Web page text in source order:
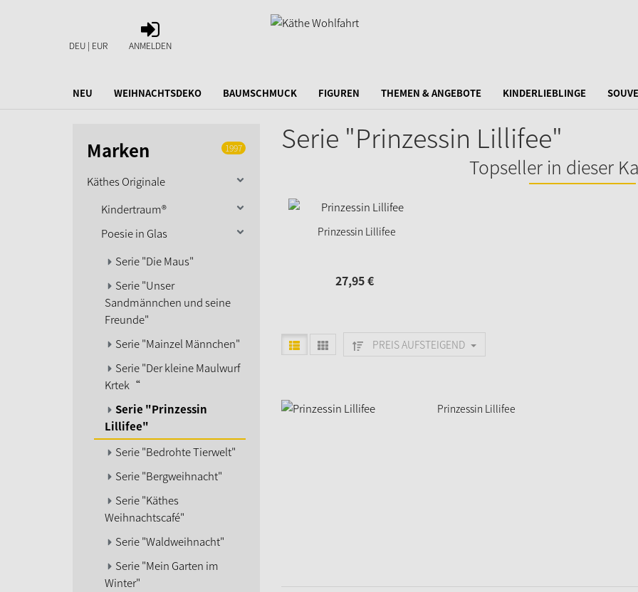
DEU | EUR
ANMELDEN
ANMELDEN
NEU WEIHNACHTSDEKO BAUMSCHMUCK FIGUREN THEMEN & ANGEBOTE KINDERLIEBLINGE
Marken 1997
Käthes Originale
Kindertraum®
Poesie in Glas
Serie "Die Maus"
Serie "Unser
Sandmännchen und seine
Freunde"
Serie "Mainzel Männchen"
Serie "Der kleine Maulwurf
Krtek“
Serie "Prinzessin
Lillifee"
Serie "Bedrohte Tierwelt"
Serie "Bergweihnacht"
Serie "Käthes
Weihnachtscafé"
Serie "Waldweihnacht"
Serie "Mein Garten im
Winter"
Serie "Prinzessin Lillifee"
Topseller in dieser
Prinzessin Lillifee
27,95€
PREIS AUFSTEIGEND
Prinzessin Lillifee